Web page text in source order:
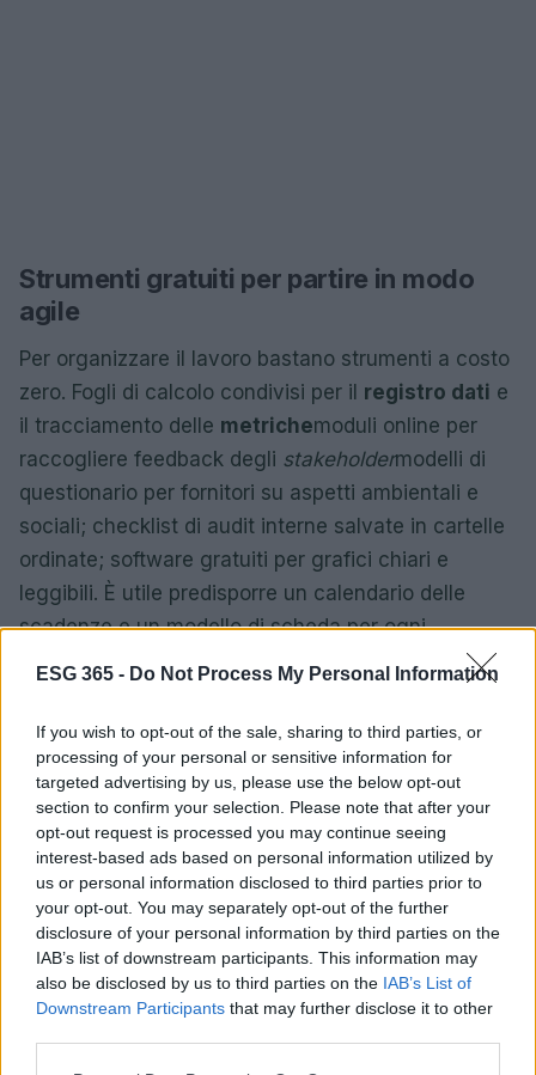
ESG 365 - Do Not Process My Personal Information
If you wish to opt-out of the sale, sharing to third parties, or
processing of your personal or sensitive information for
targeted advertising by us, please use the below opt-out
section to confirm your selection. Please note that after your
opt-out request is processed you may continue seeing
interest-based ads based on personal information utilized by
us or personal information disclosed to third parties prior to
your opt-out. You may separately opt-out of the further
disclosure of your personal information by third parties on the
IAB’s list of downstream participants. This information may
also be disclosed by us to third parties on the IAB’s List of
Downstream Participants that may further disclose it to other
Strumenti gratuiti per partire in modo
agile
Per organizzare il lavoro bastano strumenti a costo
zero. Fogli di calcolo condivisi per il registro dati e
il tracciamento delle metrichemoduli online per
raccogliere feedback degli stakeholdermodelli di
questionario per fornitori su aspetti ambientali e
sociali; checklist di audit interne salvate in cartelle
ordinate; software gratuiti per grafici chiari e
leggibili. È utile predisporre un calendario delle
scadenze e un modello di scheda per ogni
indicatore con definizione, unità di misura, fonte e
Dalla bozza alla pubblicazione:
credibilità prima di tutto
Una volta raccolti i contenuti, si costruisce una
bozza coerente, si controllano coerenza e
tracciabilitàdei dati, si redige un executive
summaryche spieghi scelte e priorità, e si chiede
una lettura critica a chi non ha partecipato al
progetto. La pubblicazione deve indicare contatti,
ambito e limiti del lavoro, evitando affermazioni